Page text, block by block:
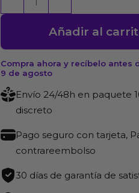
Amorable
Bodystocking
de
Manga
Larga
Color
Negro
Única
cantidad
Añadir al
Compra ahora y recíbelo antes
9 de agosto
Envío 24/48h en paquete
discreto
Pago seguro con tarjeta,
contrareembolso
30 días de garantía de